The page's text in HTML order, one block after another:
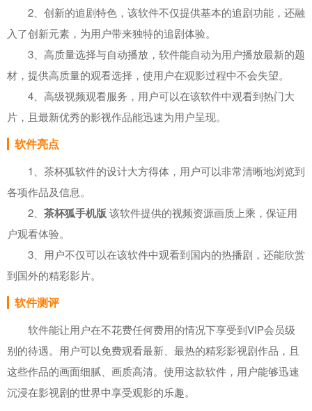
2、创新的追剧特色，该软件不仅提供基本的追剧功能，还融
入了创新元素，为用户带来独特的追剧体验。
3、高质量选择与自动播放，软件能自动为用户播放最新的题
材，提供高质量的观看选择，使用户在观影过程中不会失望。
4、高级视频观看服务，用户可以在该软件中观看到热门大
片，且最新优秀的影视作品能迅速为用户呈现。
软件亮点
1、茶杯狐软件的设计大方得体，用户可以非常清晰地浏览到
各项作品及信息。
2、 茶杯狐手机版 该软件提供的视频资源画质上乘，保证用
户观看体验。
3、用户不仅可以在该软件中观看到国内的热播剧，还能欣赏
到国外的精彩影片。
软件测评
软件能让用户在不花费任何费用的情况下享受到VIP会员级
别的待遇。用户可以免费观看最新、最热的精彩影视剧作品，且
这些作品的画面细腻、画质高清。使用这款软件，用户能够迅速
沉浸在影视剧的世界中享受观影的乐趣。